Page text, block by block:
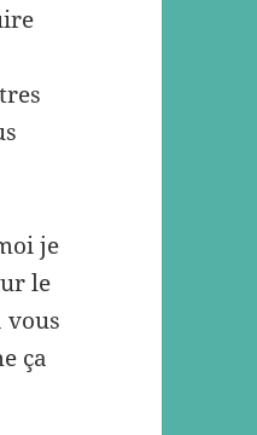
je
le
vous
ça